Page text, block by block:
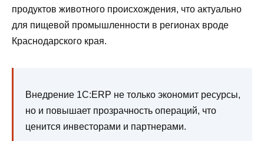
продуктов животного происхождения, что актуально
для пищевой промышленности в регионах вроде
Краснодарского края.
Внедрение 1С:ERP не только экономит ресурсы,
но и повышает прозрачность операций, что
ценится инвесторами и партнерами.